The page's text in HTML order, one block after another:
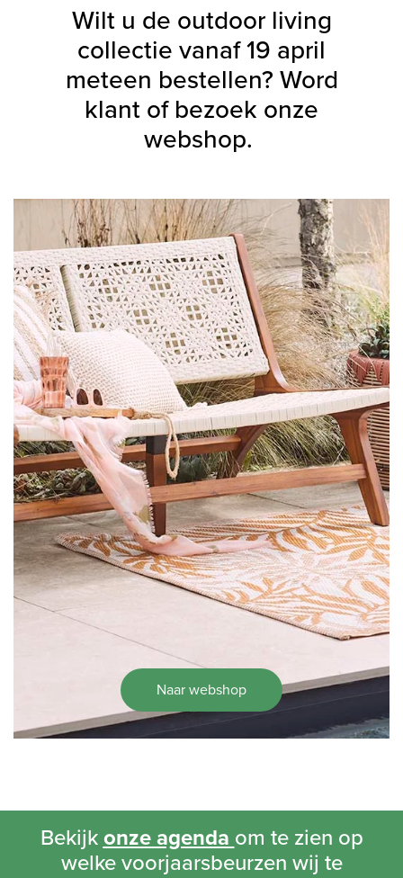
Wilt u de outdoor living
collectie vanaf 19 april
meteen bestellen?Word
klantof bezoek onze
webshop.
Naar webshop
Bekijkonze agenda om te zien op
welke voorjaarsbeurzen wij te